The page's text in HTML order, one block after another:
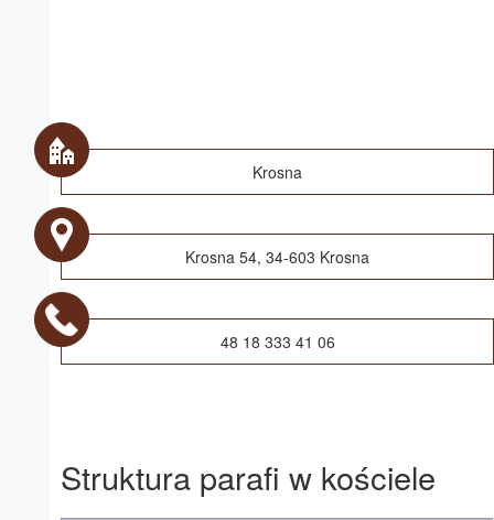
Krosna
Krosna 54, 34-603 Krosna
48 18 333 41 06
Struktura parafi w kościele